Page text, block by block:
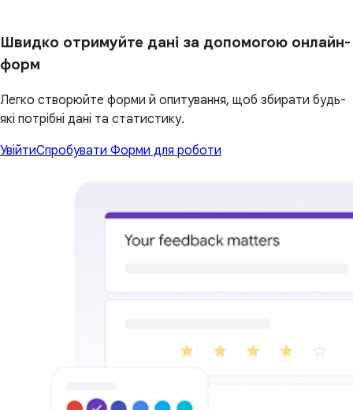
Швидко отримуйте дані за допомогою онлайн-
форм
Легко створюйте форми й опитування, щоб збирати будь-
які потрібні дані та статистику.
УвійтиСпробувати Форми для роботи